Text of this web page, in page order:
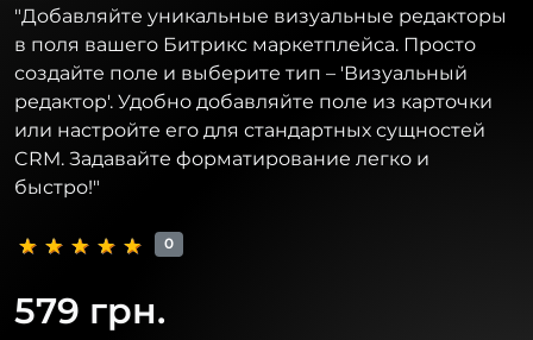
"Добавляйте уникальные визуальные редакторы
в поля вашего Битрикс маркетплейса. Просто
создайте поле и выберите тип – 'Визуальный
редактор'. Удобно добавляйте поле из карточки
или настройте его для стандартных сущностей
CRM. Задавайте форматирование легко и
быстро!"
0
579 грн.